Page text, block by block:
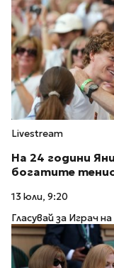
Livestream
На 24 години
богатите
13 юли, 9:20
Гласувай за Играч